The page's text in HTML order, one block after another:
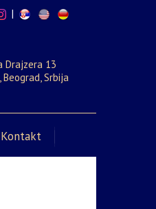
|
Drajzera 13
Beograd, Srbija
Kontakt